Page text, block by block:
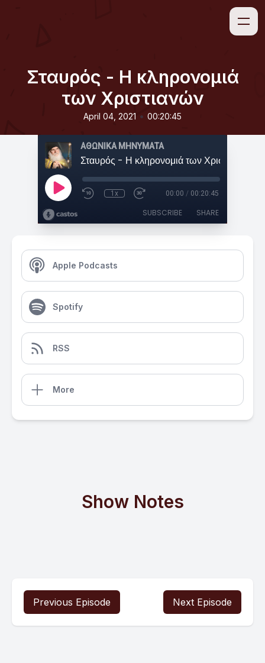
Σταυρός - Η κληρονομιά
των Χριστιανών
April 04, 2021 • 00:20:45
ΑΘΩΝΙΚΑ ΜΗΝΥΜΑΤΑ
Σταυρός - Η κληρονομιά των Χριστιανών
1x 00:00 / 00:20:45
SUBSCRIBE SHARE
Apple Podcasts
Spotify
RSS
More
Show Notes
Previous Episode Next Episode